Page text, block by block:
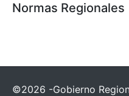
Normas Regionales
©2026 -Gobierno